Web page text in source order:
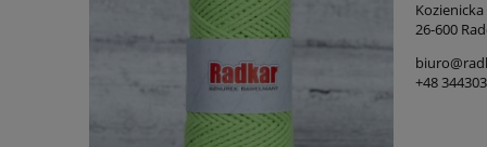
Kozienicka
26-600
+48